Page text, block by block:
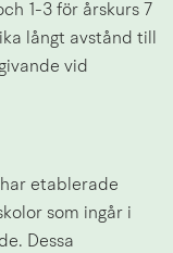
1-3 för årskurs 7
långt avstånd till
vid
etablerade
som ingår i
Dessa